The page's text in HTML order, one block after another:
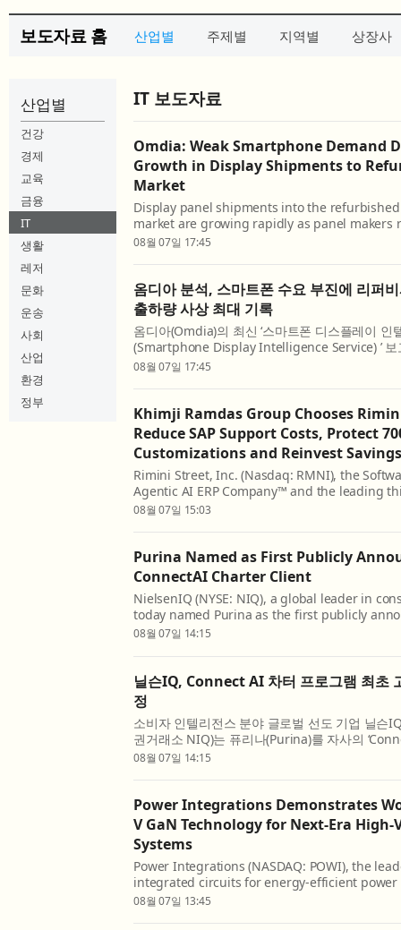
보도자료 홈 산업별 주제별 지역별 상장사
산업별
건강
경제
교육
금융
IT
생활
레저
문화
운송
사회
산업
환경
정부
IT 보도자료
Omdia: Weak Smartphone Demand
Growth in Display Shipments to
Market
Display panel shipments into the
market are growing rapidly as panel makers
capacity away from slowing demand from
08월 07일 17:45
옴디아 분석, 스마트폰 수요 부진에 리퍼
출하량 사상 최대 기록
옴디아(Omdia)의 최신 ‘스마트폰 디스플레이 인
(Smartphone Display Intelligence Service) ’ 보
제조업체들이 스마트폰 제조사의 수요 둔화에
08월 07일 17:45
Khimji Ramdas Group Chooses
Reduce SAP Support Costs, Protect
Customizations and Reinvest
Rimini Street, Inc. (Nasdaq: RMNI), the
Agentic AI ERP Company™ and the leading
provider for Oracle, SAP and VMware
08월 07일 15:03
Purina Named as First Publicly
ConnectAI Charter Client
NielsenIQ (NYSE: NIQ), a global leader in
today named Purina as the first publicly
ConnectAI Charter Program. The
08월 07일 14:15
닐슨IQ, Connect AI 차터 프로그램 최초
정
소비자 인텔리전스 분야 글로벌 선도 기업 닐슨
권거래소 NIQ)는 퓨리나(Purina)를 자사의
(ConnectAI Charter Program)’의 최초 고객사
08월 07일 14:15
Power Integrations Demonstrates
V GaN Technology for Next-Era
Systems
Power Integrations (NASDAQ: POWI), the
integrated circuits for energy-efficient power
announced that PowiGaN™ gallium-nitride
08월 07일 13:45